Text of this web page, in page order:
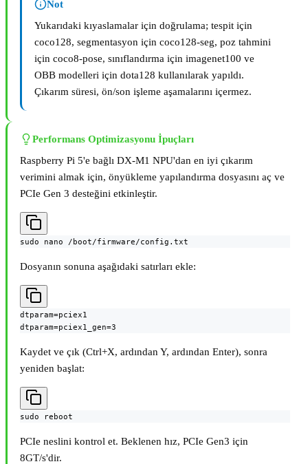
Not
Yukarıdaki kıyaslamalar için doğrulama; tespit için
coco128, segmentasyon için coco128-seg, poz tahmini
için coco8-pose, sınıflandırma için imagenet100 ve
OBB modelleri için dota128 kullanılarak yapıldı.
Çıkarım süresi, ön/son işleme aşamalarını içermez.
Performans Optimizasyonu İpuçları
Raspberry Pi 5'e bağlı DX-M1 NPU'dan en iyi çıkarım
verimini almak için, önyükleme yapılandırma dosyasını aç ve
PCIe Gen 3 desteğini etkinleştir.
sudo nano /boot/firmware/config.txt
Dosyanın sonuna aşağıdaki satırları ekle:
dtparam=pciex1
dtparam=pciex1_gen=3
Kaydet ve çık (Ctrl+X, ardından Y, ardından Enter), sonra
yeniden başlat:
sudo reboot
PCIe neslini kontrol et. Beklenen hız, PCIe Gen3 için
8GT/s'dir.